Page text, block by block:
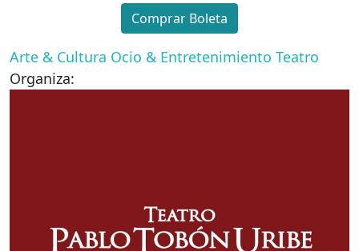
Comprar Boleta
Arte & Cultura Ocio & Entretenimiento Teatro
Organiza: